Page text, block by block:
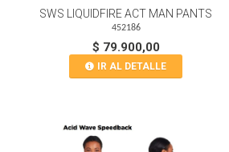
SWS LIQUIDFIRE ACT MAN PANTS
452186
$ 79.900,00
IR AL DETALLE